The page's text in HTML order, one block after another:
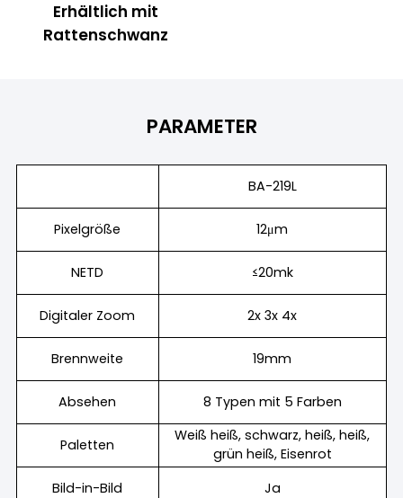
Erhältlich mit
Rattenschwanz
PARAMETER
BA-219L
Pixelgröße 12μm
NETD ≤20mk
Digitaler Zoom 2x 3x 4x
Brennweite 19mm
Absehen 8 Typen mit 5 Farben
Paletten
Weiß heiß, schwarz, heiß, heiß,
grün heiß, Eisenrot
Bild-in-Bild
Ja